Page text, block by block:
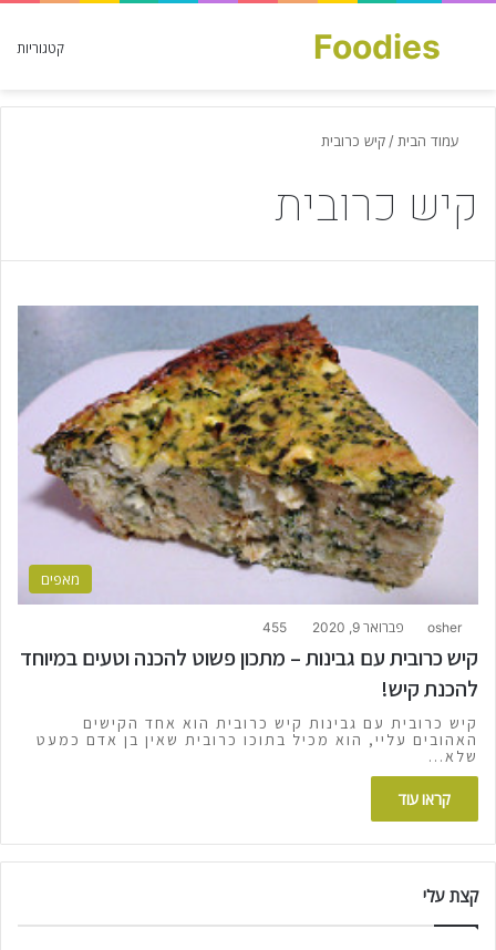
קטגוריות Foodies
חפש עבור
עמוד הבית / קיש כרובית
קיש כרובית
מאפים
osher פברואר 9, 2020 455
קיש כרובית עם גבינות – מתכון פשוט להכנה וטעים במיוחד
להכנת קיש!
קיש כרובית עם גבינות קיש כרובית הוא אחד הקישים
האהובים עליי, הוא מכיל בתוכו כרובית שאין בן אדם כמעט
שלא…
קראו עוד
קצת עלי